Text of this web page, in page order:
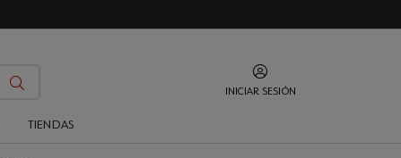
INICIAR SESIÓN
TIENDAS